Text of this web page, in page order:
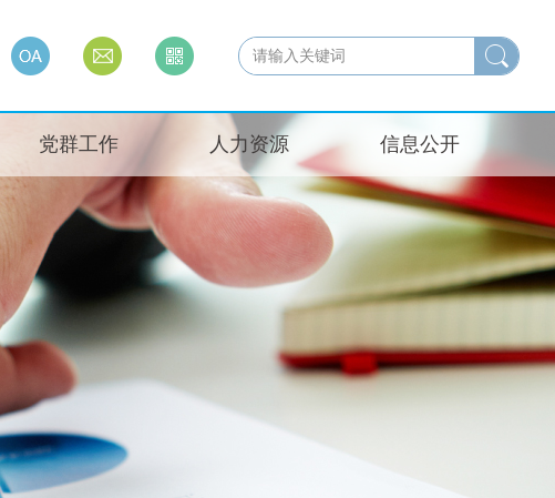
党群工作 人力资源 信息公开